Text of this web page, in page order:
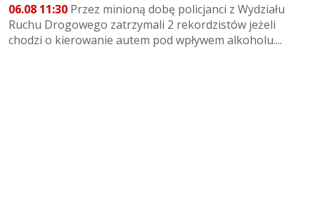
06.08 11:30 Przez minioną dobę policjanci z Wydziału
Ruchu Drogowego zatrzymali 2 rekordzistów jeżeli
chodzi o kierowanie autem pod wpływem alkoholu....